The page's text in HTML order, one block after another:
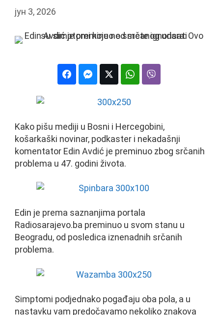
јун 3, 2026
Kako pišu mediji u Bosni i Hercegobini,
košarkaški novinar, podkaster i nekadašnji
komentator Edin Avdić je preminuo zbog srčanih
problema u 47. godini života.
Edin je prema saznanjima portala
Radiosarajevo.ba preminuo u svom stanu u
Beogradu, od posledica iznenadnih srčanih
problema.
Simptomi podjednako pogađaju oba pola, a u
nastavku vam predočavamo nekoliko znakova